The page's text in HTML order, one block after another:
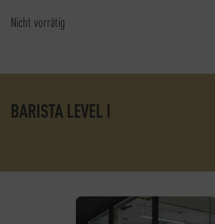
Nicht vorrätig
BARISTA LEVEL I